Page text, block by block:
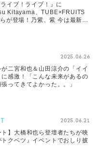
ライブ！ライブ！』に
Kitayama、TUBE×FRUITS
が登場！乃紫、紫 今は最新曲
2025.06.26
二宮和也＆山田涼介の「イイ
に感激！「こんな未来があるの
ってきてよかった。。」
2025.06.21
ト】大橋和也ら登壇者たちが映
クベツ』イベントでおしり披